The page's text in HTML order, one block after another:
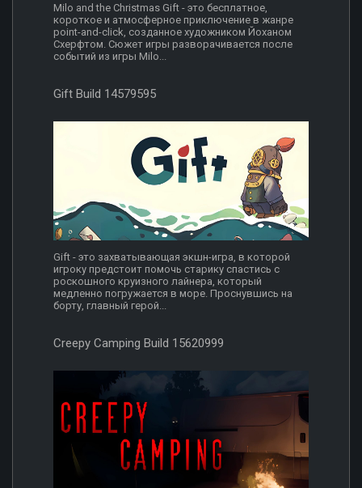
Milo and the Christmas Gift - это бесплатное,
короткое и атмосферное приключение в жанре
point-and-click, созданное художником Йоханом
Схерфтом. Сюжет игры разворачивается после
событий из игры Milo...
Gift Build 14579595
Gift - это захватывающая экшн-игра, в которой
игроку предстоит помочь старику спастись с
роскошного круизного лайнера, который
медленно погружается в море. Проснувшись на
борту, главный герой...
Creepy Camping Build 15620999